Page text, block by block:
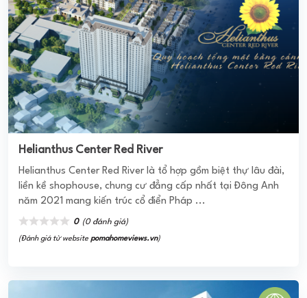
NGỌC LAN APARTMENT
Chung cư Ngọc Lan được triển khai xây dựng với vị trí
thuộc khu vực có nhiều chung cư cao cấp, biệt thự hạng
sang và là nơi có khu dân ...
0 (0 đánh giá)
(Đánh giá từ websitepomahomeviews.vn)